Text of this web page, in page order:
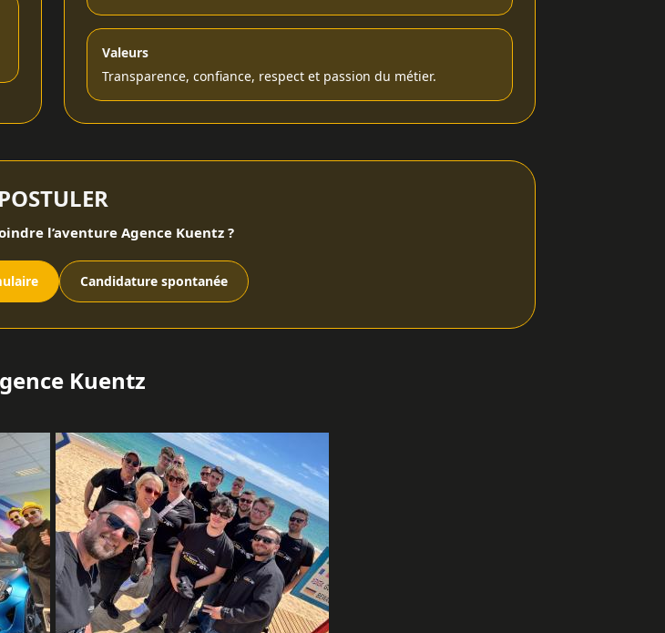
Valeurs
Transparence, confiance, respect et passion du métier.
POSTULER
l’aventure Agence Kuentz ?
Candidature spontanée
Kuentz